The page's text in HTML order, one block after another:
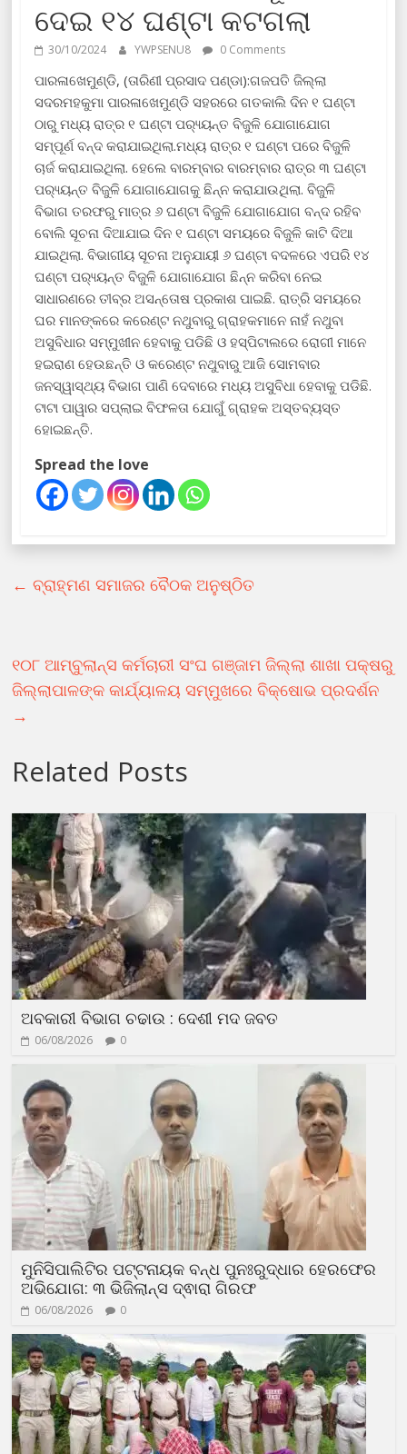
ଦେଇ ୧୪ ଘଣ୍ଟା କଟଗଲା
30/10/2024 YWPSENU8 0 Comments
ପାରଳାଖେମୁଣ୍ଡି, (ତାରିଣୀ ପ୍ରସାଦ ପଣ୍ଡା):ଗଜପତି ଜିଲ୍ଲା
ସଦରମହକୁମା ପାରଳାଖେମୁଣ୍ଡି ସହରରେ ଗତକାଲି ଦିନ ୧ ଘଣ୍ଟା
ଠାରୁ ମଧ୍ୟ ରାତ୍ର ୧ ଘଣ୍ଟା ପର‌୍ୟ୍ୟନ୍ତ ବିଜୁଳି ଯୋଗାଯୋଗ
ସମ୍ପୂର୍ଣ ବନ୍ଦ କରାଯାଇଥିଲା.ମଧ୍ୟ ରାତ୍ର ୧ ଘଣ୍ଟା ପରେ ବିଜୁଳି
ଚାର୍ଜ କରାଯାଇଥିଲା. ହେଲେ ବାରମ୍ବାର ବାରମ୍ବାର ରାତ୍ର ୩ ଘଣ୍ଟା
ପର‌୍ୟ୍ୟନ୍ତ ବିଜୁଳି ଯୋଗାଯୋଗକୁ ଛିନ୍ନ କରାଯାଉଥିଲା. ବିଜୁଳି
ବିଭାଗ ତରଫରୁ ମାତ୍ର ୬ ଘଣ୍ଟା ବିଜୁଳି ଯୋଗାଯୋଗ ବନ୍ଦ ରହିବ
ବୋଲି ସୂଚନା ଦିଆଯାଇ ଦିନ ୧ ଘଣ୍ଟା ସମୟରେ ବିଜୁଳି କାଟି ଦିଆ
ଯାଇଥିଲା. ବିଭାଗୀୟ ସୂଚନା ଅନୁଯାୟୀ ୬ ଘଣ୍ଟା ବଦଳରେ ଏପରି ୧୪
ଘଣ୍ଟା ପର‌୍ୟ୍ୟନ୍ତ ବିଜୁଳି ଯୋଗାଯୋଗ ଛିନ୍ନ କରିବା ନେଇ
ସାଧାରଣରେ ତୀବ୍ର ଅସନ୍ତୋଷ ପ୍ରକାଶ ପାଇଛି. ରାତ୍ରି ସମୟରେ
ଘର ମାନଙ୍କରେ କରେଣ୍ଟ ନଥୁବାରୁ ଗ୍ରାହକମାନେ ନାହଁ ନଥୁବା
ଅସୁବିଧାର ସମ୍ମୁଖୀନ ହେବାକୁ ପଡିଛି ଓ ହସ୍ପିଟାଲରେ ରୋଗୀ ମାନେ
ହଇରାଣ ହେଉଛନ୍ତି ଓ କରେଣ୍ଟ ନଥୁବାରୁ ଆଜି ସୋମବାର
ଜନସ୍ୱାସ୍ଥ୍ୟ ବିଭାଗ ପାଣି ଦେବାରେ ମଧ୍ୟ ଅସୁବିଧା ହେବାକୁ ପଡିଛି.
ଟାଟା ପାୱାର ସପ୍ଲାଇ ବିଫଳତା ଯୋଗୁଁ ଗ୍ରାହକ ଅସ୍ତବ୍ୟସ୍ତ
ହୋଇଛନ୍ତି.
Spread the love
← ବ୍ରାହ୍ମଣ ସମାଜର ବୈଠକ ଅନୁଷ୍ଠିତ
୧୦୮ ଆମ୍ବୁଲାନ୍ସ କର୍ମଚାରୀ ସଂଘ ଗଞ୍ଜାମ ଜିଲ୍ଲା ଶାଖା ପକ୍ଷରୁ
ଜିଲ୍ଲାପାଳଙ୍କ କାର୍ଯ୍ୟାଳୟ ସମ୍ମୁଖରେ ବିକ୍ଷୋଭ ପ୍ରଦର୍ଶନ
→
Related Posts
ଅବକାରୀ ବିଭାଗ ଚଢାଉ : ଦେଶୀ ମଦ ଜବତ
06/08/2026 0
ମୁନିସିପାଲିଟିର ପଟ୍ଟନାୟକ ବନ୍ଧ ପୁନଃରୁଦ୍ଧାର ହେରଫେର
ଅଭିଯୋଗ: ୩ ଭିଜିଲାନ୍ସ ଦ୍ଵାରା ଗିରଫ
06/08/2026 0